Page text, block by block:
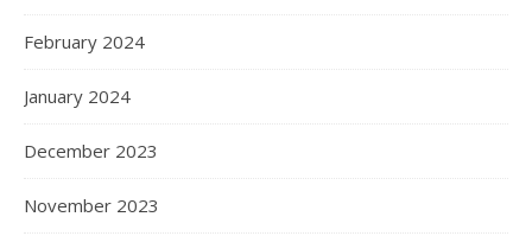
February 2024
January 2024
December 2023
November 2023